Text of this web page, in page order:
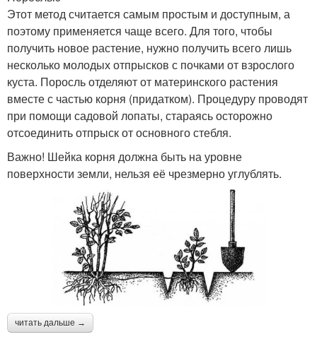
Этот метод считается самым простым и доступным, а
поэтому применяется чаще всего. Для того, чтобы
получить новое растение, нужно получить всего лишь
несколько молодых отпрысков с почками от взрослого
куста. Поросль отделяют от материнского растения
вместе с частью корня (придатком). Процедуру проводят
при помощи садовой лопаты, стараясь осторожно
отсоединить отпрыск от основного стебля.
Важно! Шейка корня должна быть на уровне
поверхности земли, нельзя её чрезмерно углублять.
читать дальше →